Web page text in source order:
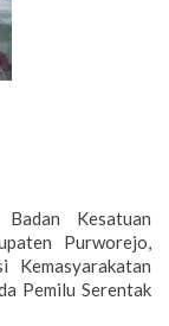
Badan Kesatuan
Purworejo,
Kemasyarakatan
Pemilu Serentak